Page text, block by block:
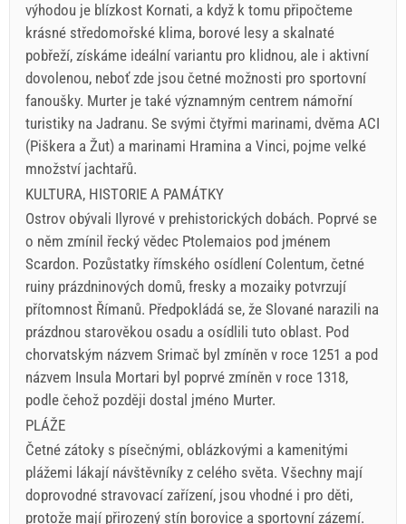
výhodou je blízkost Kornati, a když k tomu připočteme
krásné středomořské klima, borové lesy a skalnaté
pobřeží, získáme ideální variantu pro klidnou, ale i aktivní
dovolenou, neboť zde jsou četné možnosti pro sportovní
fanoušky. Murter je také významným centrem námořní
turistiky na Jadranu. Se svými čtyřmi marinami, dvěma ACI
(Piškera a Žut) a marinami Hramina a Vinci, pojme velké
množství jachtařů.
KULTURA, HISTORIE A PAMÁTKY
Ostrov obývali Ilyrové v prehistorických dobách. Poprvé se
o něm zmínil řecký vědec Ptolemaios pod jménem
Scardon. Pozůstatky římského osídlení Colentum, četné
ruiny prázdninových domů, fresky a mozaiky potvrzují
přítomnost Římanů. Předpokládá se, že Slované narazili na
prázdnou starověkou osadu a osídlili tuto oblast. Pod
chorvatským názvem Srimač byl zmíněn v roce 1251 a pod
názvem Insula Mortari byl poprvé zmíněn v roce 1318,
podle čehož později dostal jméno Murter.
PLÁŽE
Četné zátoky s písečnými, oblázkovými a kamenitými
plážemi lákají návštěvníky z celého světa. Všechny mají
doprovodné stravovací zařízení, jsou vhodné i pro děti,
protože mají přirozený stín borovice a sportovní zázemí.